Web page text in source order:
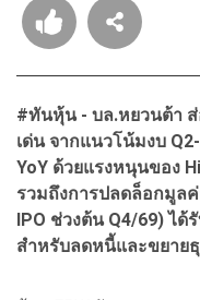
#ทันหุ้น - บล.หยวนต้า ส่
เด่น จากแนวโน้มงบ
YoY ด้วยแรงหนุนของ
รวมถึงการปลดล็อกมูล
IPO ช่วงต้น Q4/69) ได้
สำหรับลดหนี้และขยาย